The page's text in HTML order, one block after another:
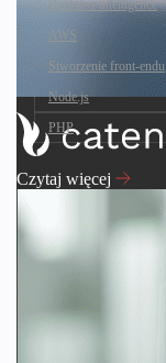
Business intelligence
AWS
Stworzenie front-endu
Node.js
PHP
Czytaj więcej